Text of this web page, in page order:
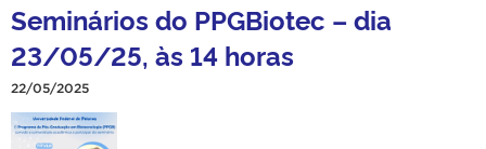
Seminários do PPGBiotec – dia
23/05/25, às 14 horas
22/05/2025